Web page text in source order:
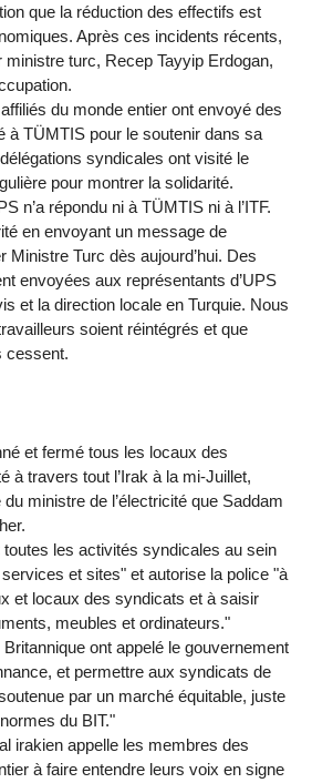
que la réduction des effectifs est
Après ces incidents récents,
ministre turc, Recep Tayyip Erdogan,
du monde entier ont envoyé des
à TÜMTIS pour le soutenir dans sa
syndicales ont visité le
pour montrer la solidarité.
n’a répondu ni à TÜMTIS ni à l’ITF.
en envoyant un message de
Ministre Turc dès aujourd’hui. Des
envoyées aux représentants d’UPS
et la direction locale en Turquie. Nous
soient réintégrés et que
cessent.
et fermé tous les locaux des
à travers tout l’Irak à la mi-Juillet,
ministre de l’électricité que Saddam
toutes les activités syndicales au sein
et sites" et autorise la police "à
et locaux des syndicats et à saisir
meubles et ordinateurs."
ont appelé le gouvernement
et permettre aux syndicats de
par un marché équitable, juste
du BIT."
irakien appelle les membres des
à faire entendre leurs voix en signe